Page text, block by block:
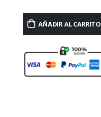
AÑADIR AL CARRITO